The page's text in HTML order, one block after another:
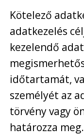
Kötelező
adatkezelés
kezelendő
időtartamát,
személyét az
törvény vagy
határozza meg.